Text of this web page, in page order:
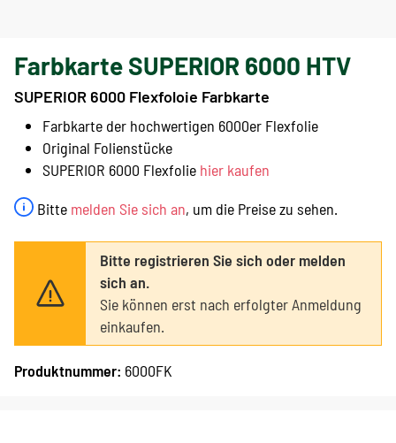
Farbkarte SUPERIOR 6000 HTV
SUPERIOR 6000 Flexfoloie Farbkarte
Farbkarte der hochwertigen 6000er Flexfolie
Original Folienstücke
SUPERIOR 6000 Flexfolie hier kaufen
Bitte melden Sie sich an, um die Preise zu sehen.
Bitte registrieren Sie sich oder melden
sich an.
Sie können erst nach erfolgter Anmeldung
einkaufen.
Produktnummer: 6000FK